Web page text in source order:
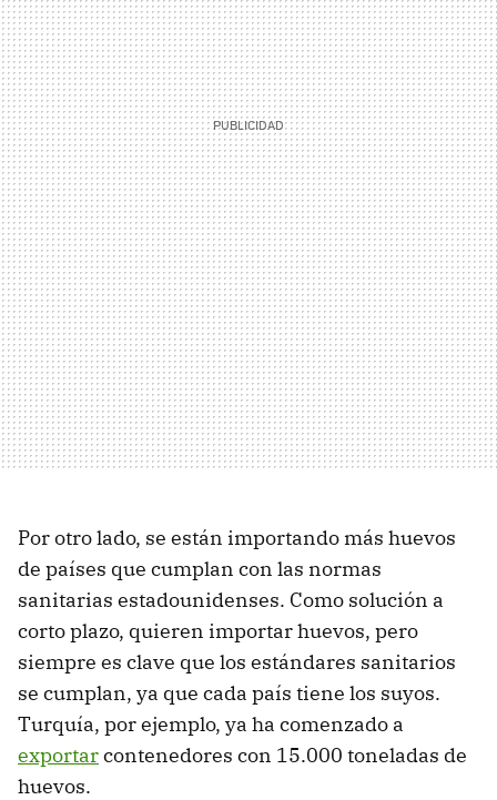
Por otro lado, se están importando más huevos
de países que cumplan con las normas
sanitarias estadounidenses. Como solución a
corto plazo, quieren importar huevos, pero
siempre es clave que los estándares sanitarios
se cumplan, ya que cada país tiene los suyos.
Turquía, por ejemplo, ya ha comenzado a
exportarcontenedores con 15.000 toneladas de
huevos.